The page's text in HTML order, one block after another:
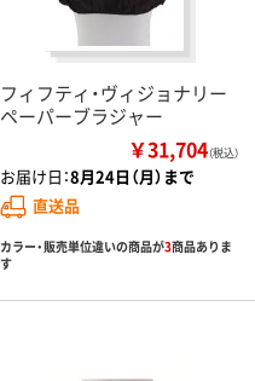
フィフティ・ヴィジョナリー
ペーパーブラジャー
￥31,704（税込）
お届け日：8月24日（月）まで
直送品
カラー・販売単位違いの商品が3商品ありま
す